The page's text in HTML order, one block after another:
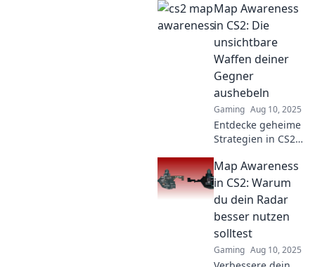
and elevate your
gameplay to the
next level. Don't
miss out on these
game-changing
strategies!
Map Awareness
in CS2: Die
unsichtbare
Waffen deiner
Gegner
aushebeln
Gaming Aug 10, 2025
Entdecke geheime
Strategien in CS2,
unsichtbaren
Waffen deiner
Gegner
auszuschalten und
deinen Vorteil im
Spiel zu
maximieren!
Map Awareness
in CS2: Warum
du dein Radar
besser nutzen
solltest
Gaming Aug 10, 2025